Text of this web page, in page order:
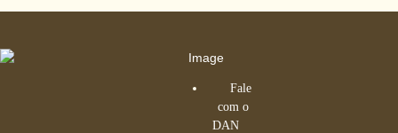
Fale
com o
DAN